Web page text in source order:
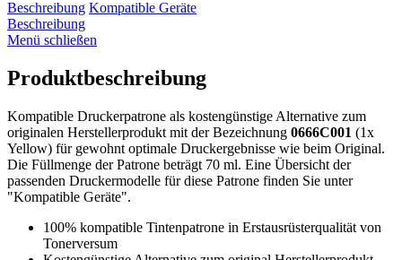
Beschreibung Kompatible Geräte
Beschreibung
Menü schließen
Produktbeschreibung
Kompatible Druckerpatrone als kostengünstige Alternative zum
originalen Herstellerprodukt mit der Bezeichnung 0666C001 (1x
Yellow) für gewohnt optimale Druckergebnisse wie beim Original.
Die Füllmenge der Patrone beträgt 70 ml. Eine Übersicht der
passenden Druckermodelle für diese Patrone finden Sie unter
"Kompatible Geräte".
100% kompatible Tintenpatrone in Erstausrüsterqualität von
Tonerversum